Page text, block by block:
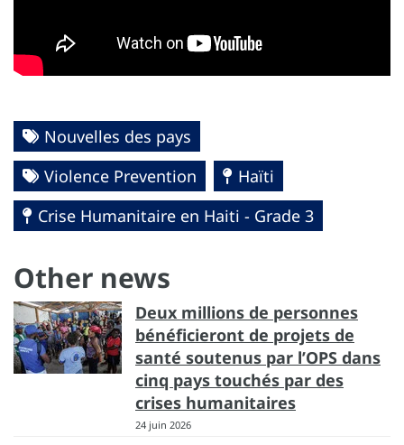
Nouvelles des pays
Violence Prevention
Haïti
Crise Humanitaire en Haiti - Grade 3
Other news
Deux millions de personnes
bénéficieront de projets de
santé soutenus par l’OPS dans
cinq pays touchés par des
crises humanitaires
24 juin 2026